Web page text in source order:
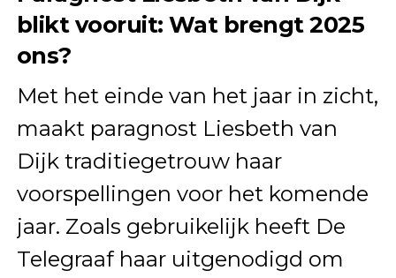
blikt vooruit: Wat brengt 2025
ons?
Met het einde van het jaar in zicht,
maakt paragnost Liesbeth van
Dijk traditiegetrouw haar
voorspellingen voor het komende
jaar. Zoals gebruikelijk heeft De
Telegraaf haar uitgenodigd om